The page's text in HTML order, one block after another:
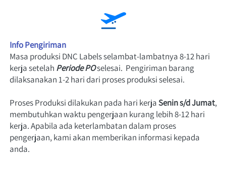
Info Pengiriman
Masa produksi DNC Labels selambat-lambatnya 8-12 hari
kerja setelah Periode PO selesai.  Pengiriman barang
dilaksanakan 1-2 hari dari proses produksi selesai.
Proses Produksi dilakukan pada hari kerja Senin s/d Jumat,
membutuhkan waktu pengerjaan kurang lebih 8-12 hari
kerja. Apabila ada keterlambatan dalam proses
pengerjaan, kami akan memberikan informasi kepada
anda.